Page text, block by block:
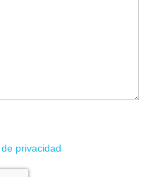
privacidad